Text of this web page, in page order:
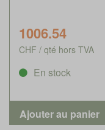
1006.54
CHF / qté hors TVA
En stock